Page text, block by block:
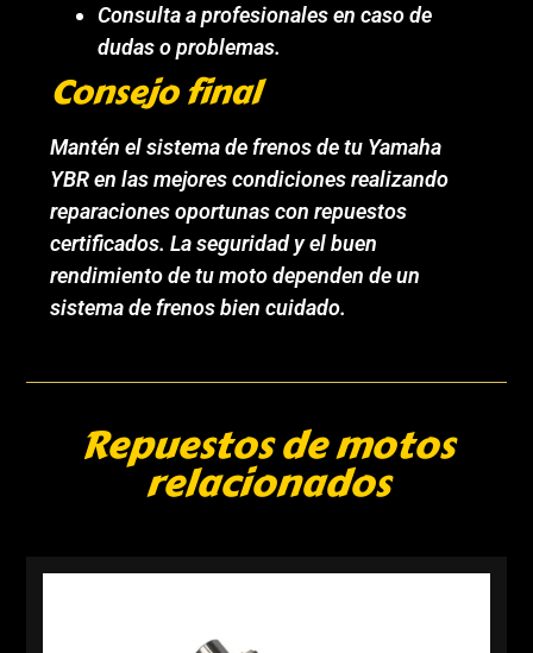
Consulta a profesionales en caso de
dudas o problemas.
Consejo final
Mantén el sistema de frenos de tu Yamaha
YBR en las mejores condiciones realizando
reparaciones oportunas con repuestos
certificados. La seguridad y el buen
rendimiento de tu moto dependen de un
sistema de frenos bien cuidado.
Repuestos de motos
relacionados